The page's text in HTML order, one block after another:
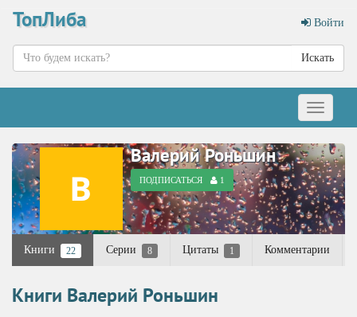
ТопЛиба Войти
Искать
Меню
Валерий Роньшин
ПОДПИСАТЬСЯ 1
Книги 22 Серии 8 Цитаты 1 Комментарии
Книги Валерий Роньшин